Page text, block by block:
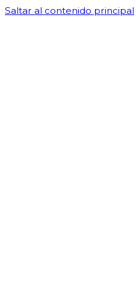
Saltar al contenido principal